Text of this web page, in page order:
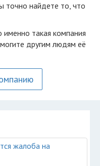
точно найдете то, что
такая компания
другим людям её